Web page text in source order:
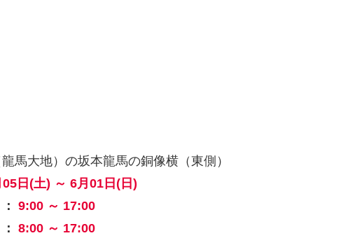
馬大地）の坂本龍馬の銅像横（東側）
日(土) ～ 6月01日(日)
9:00 ～ 17:00
8:00 ～ 17:00